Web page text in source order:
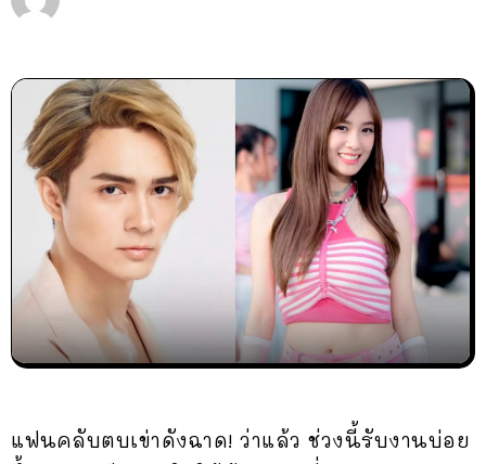
แฟนคลับตบเข่าดังฉาด! ว่าแล้ว ช่วงนี้รับงานบ่อย